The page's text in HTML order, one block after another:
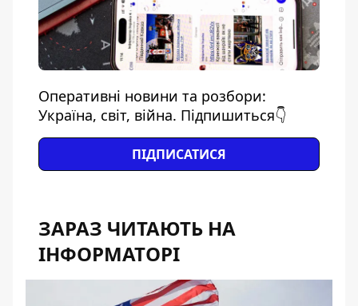
Оперативні новини та розбори:
Україна, світ, війна. Підпишиться👇
ПІДПИСАТИСЯ
ЗАРАЗ ЧИТАЮТЬ НА
ІНФОРМАТОРІ